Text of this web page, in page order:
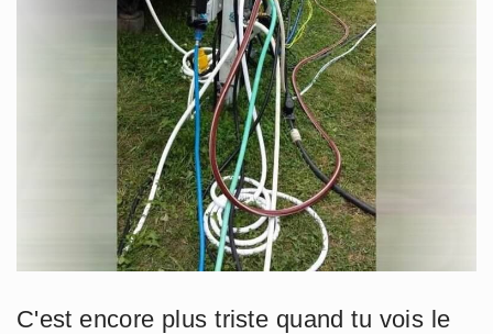
C'est encore plus triste quand tu vois le